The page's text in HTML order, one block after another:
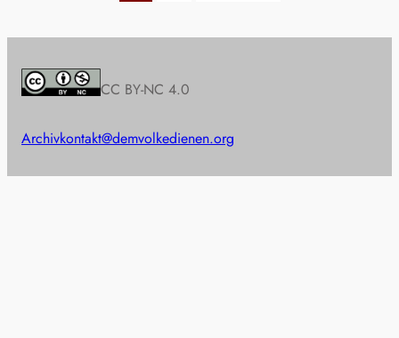
CC BY-NC 4.0
Archivkontakt@demvolkedienen.org